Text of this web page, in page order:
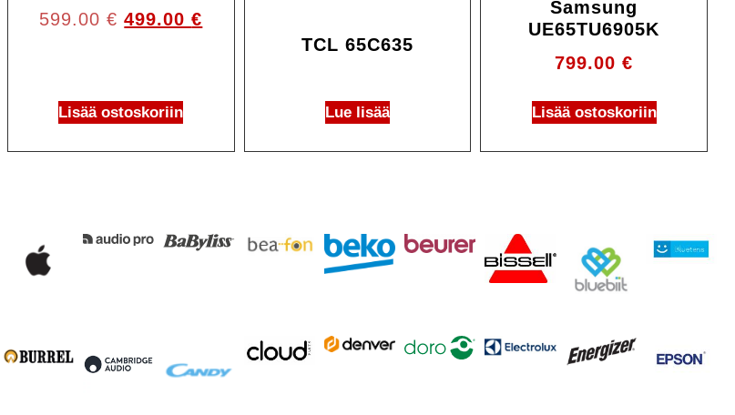
599.00€ 499.00€
Lisää ostoskoriin
TCL 65C635
Lue lisää
Samsung
UE65TU6905K
799.00€
Lisää ostoskoriin